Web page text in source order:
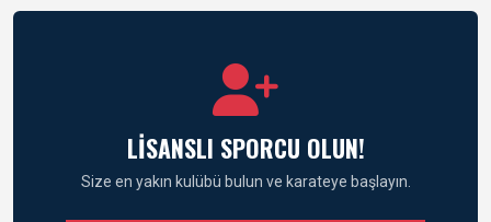
LİSANSLI SPORCU OLUN!
Size en yakın kulübü bulun ve karateye başlayın.